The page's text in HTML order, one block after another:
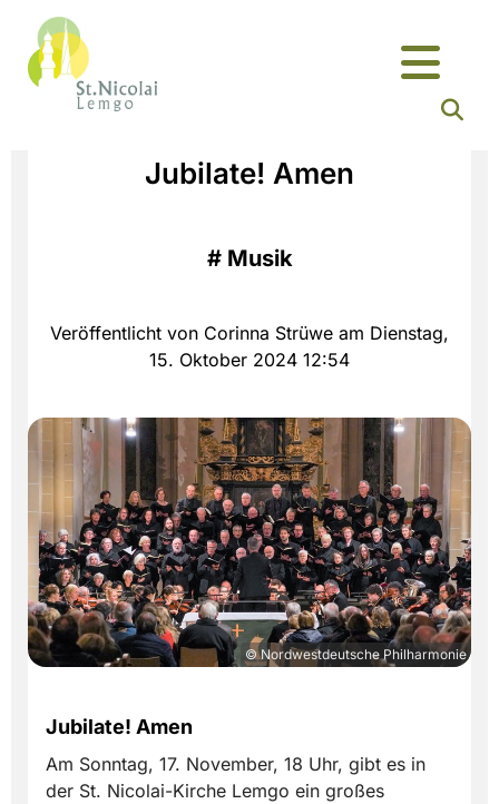
Jubilate! Amen
# Musik
Veröffentlicht von Corinna Strüwe am Dienstag,
15. Oktober 2024 12:54
© Nordwestdeutsche Philharmonie
Jubilate! Amen
Am Sonntag, 17. November, 18 Uhr, gibt es in
der St. Nicolai-Kirche Lemgo ein großes